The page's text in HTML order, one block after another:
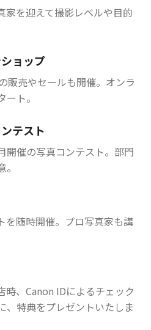
家を迎えて撮影レベルや目的
ョップ
販売やセールも開催。オンラ
ト。
テスト
開催の写真コンテスト。部門
を随時開催。プロ写真家も講
時、Canon IDによるチェック
、特典をプレゼントいたしま